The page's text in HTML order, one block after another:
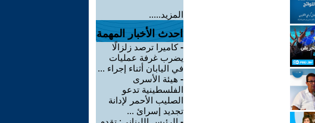
المزيد.....
احدث الأخبار المهمة
-كاميرا ترصد زلزالًا
يضرب غرفة عمليات
في اليابان أثناء إجراء ...
- هيئة الأسرى
الفلسطينية تدعو
الصليب الأحمر لإدانة
تجديد إسرائ ...